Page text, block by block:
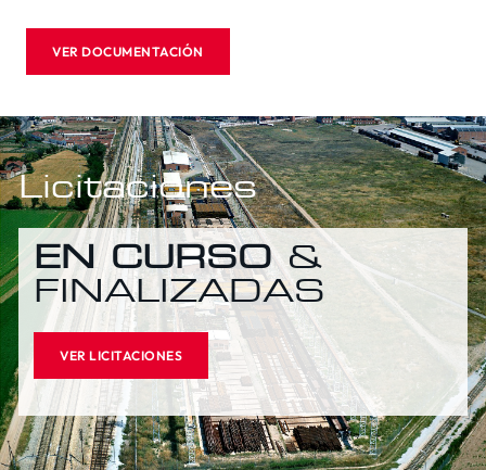
VER DOCUMENTACIÓN
Licitaciones
EN CURSO&
FINALIZADAS
VER LICITACIONES